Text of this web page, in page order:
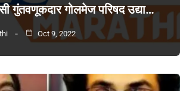
गुंतवणूकदार गोलमेज परिषद उद्या…
Oct 9, 2022